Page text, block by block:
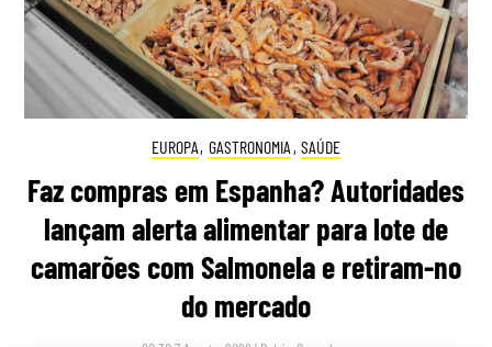
EUROPA, GASTRONOMIA , SAÚDE
Faz compras em Espanha? Autoridades
lançam alerta alimentar para lote de
camarões com Salmonela e retiram-no
do mercado